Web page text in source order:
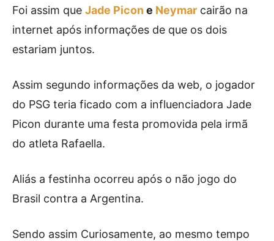
Foi assim que Jade Picone Neymar cairão na
internet após informações de que os dois
estariam juntos.
Assim segundo informações da web, o jogador
do PSG teria ficado com a influenciadora Jade
Picon durante uma festa promovida pela irmã
do atleta Rafaella.
Aliás a festinha ocorreu após o não jogo do
Brasil contra a Argentina.
Sendo assim Curiosamente, ao mesmo tempo